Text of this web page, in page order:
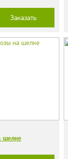
Заказать
шелке